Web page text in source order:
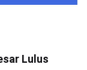
Lulus